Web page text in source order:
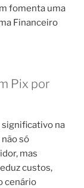
fomenta uma
Financeiro
Pix por
significativo na
só
mas
custos,
cenário